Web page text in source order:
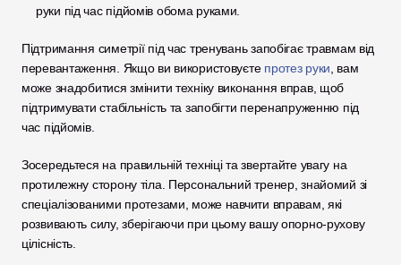
руки під час підйомів обома руками.
Підтримання симетрії під час тренувань запобігає травмам від
перевантаження. Якщо ви використовуєте протез руки , вам
може знадобитися змінити техніку виконання вправ, щоб
підтримувати стабільність та запобігти перенапруженню під
час підйомів.
Зосередьтеся на правильній техніці та звертайте увагу на
протилежну сторону тіла. Персональний тренер, знайомий зі
спеціалізованими протезами, може навчити вправам, які
розвивають силу, зберігаючи при цьому вашу опорно-рухову
цілісність.